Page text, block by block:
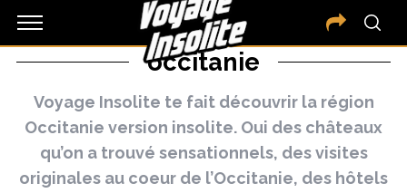
occitanie
Voyage Insolite te fait découvrir la région
Occitanie version insolite. Oui des châteaux
qu’on a trouvé sensationnels, des visites
originales au coeur de l’Occitanie, des hôtels